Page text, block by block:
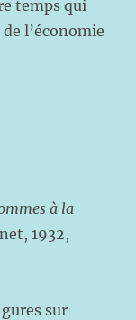
temps qui
l’économie
à la
1932,
sur